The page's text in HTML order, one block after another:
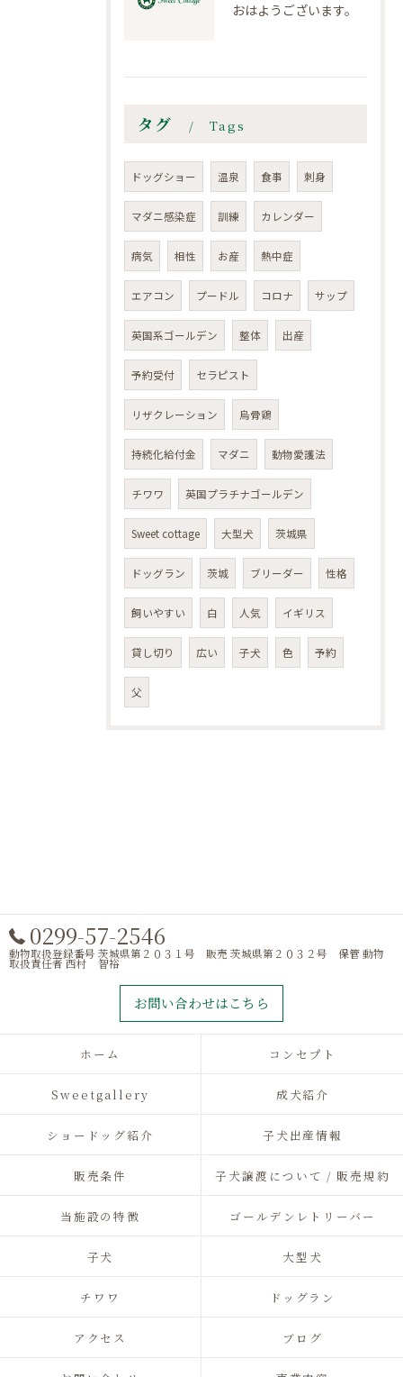
おはようございます。
タグ Tags
ドッグショー 温泉 食事 刺身
マダニ感染症 訓練 カレンダー
病気 相性 お産 熱中症
エアコン プードル コロナ サップ
英国系ゴールデン 整体 出産
予約受付 セラピスト
リザクレーション 烏骨鶏
持続化給付金 マダニ 動物愛護法
チワワ 英国プラチナゴールデン
Sweet cottage 大型犬 茨城県
ドッグラン 茨城 ブリーダー 性格
飼いやすい 白 人気 イギリス
貸し切り 広い 子犬 色 予約
父
0299-57-2546
動物取扱登録番号 茨城県第２０３１号 販売 茨城県第２０３２号 保管 動物
取扱責任者 西村 智裕
お問い合わせはこちら
ホーム コンセプト
Sweetgallery 成犬紹介
ショードッグ紹介 子犬出産情報
販売条件 子犬譲渡について / 販売規約
当施設の特徴 ゴールデンレトリーバー
子犬 大型犬
チワワ ドッグラン
アクセス ブログ